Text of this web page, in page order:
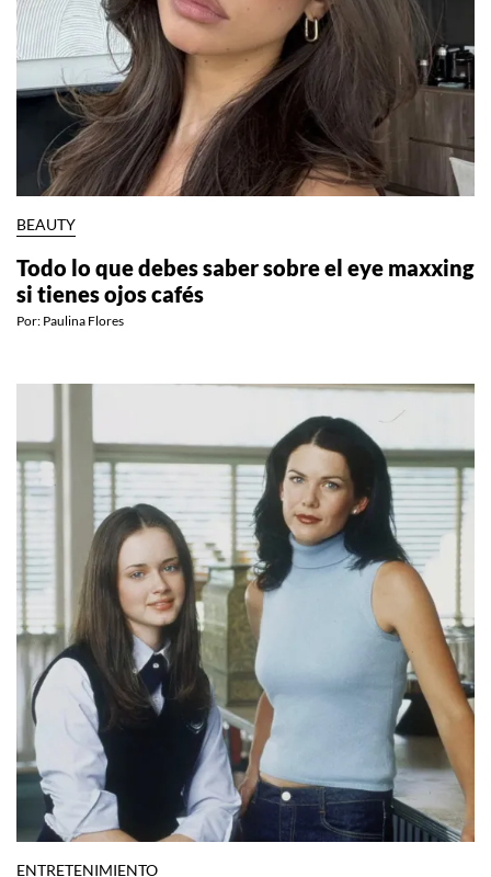
BEAUTY
Todo lo que debes saber sobre el eye maxxing
si tienes ojos cafés
Por: Paulina Flores
ENTRETENIMIENTO